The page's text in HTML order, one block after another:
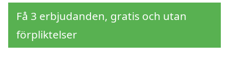
Få 3 erbjudanden, gratis och utan
förpliktelser